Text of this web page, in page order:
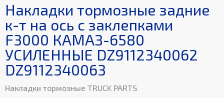
Накладки тормозные задние
к-т на ось с заклепками
F3000 КАМАЗ-6580
УСИЛЕННЫЕ DZ9112340062
DZ9112340063
Накладки тормозные TRUCK PARTS